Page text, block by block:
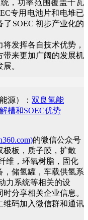
，功率范围覆盖千瓦
专用电池片和电堆已
SOEC 初步产业化的
发挥各自技术优势，
带来更加广阔的发展机
。
源）： 双良氢能
槽和SOEC优势
的微信公众号
极板，质子膜，扩散
维，环氧树脂，固化
储氢罐，车载供氢系
力系统等相关的设
分享相关企业信息。
维码加入微信群和通讯